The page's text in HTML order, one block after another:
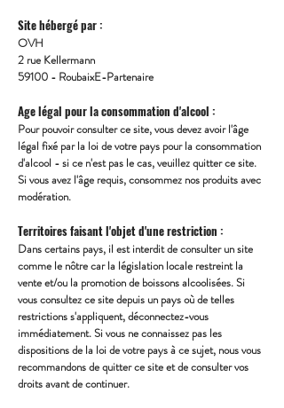
Site hébergé par :
OVH
2 rue Kellermann
59100 - RoubaixE-Partenaire
Age légal pour la consommation d'alcool :
Pour pouvoir consulter ce site, vous devez avoir l'âge
légal fixé par la loi de votre pays pour la consommation
d'alcool - si ce n'est pas le cas, veuillez quitter ce site.
Si vous avez l'âge requis, consommez nos produits avec
modération.
Territoires faisant l'objet d'une restriction :
Dans certains pays, il est interdit de consulter un site
comme le nôtre car la législation locale restreint la
vente et/ou la promotion de boissons alcoolisées. Si
vous consultez ce site depuis un pays où de telles
restrictions s'appliquent, déconnectez-vous
immédiatement. Si vous ne connaissez pas les
dispositions de la loi de votre pays à ce sujet, nous vous
recommandons de quitter ce site et de consulter vos
droits avant de continuer.